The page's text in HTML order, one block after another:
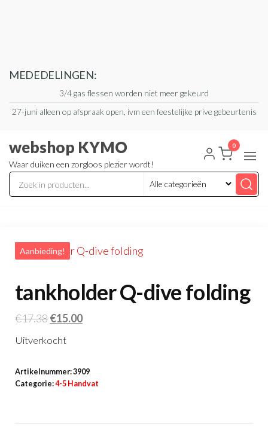
MEDEDELINGEN:
3/4 gas flessen worden niet meer gekeurd
27-juni alleen op afspraak open, ivm een feestelijke prive gebeurtenis
webshop KYMO
Waar duiken een zorgloos plezier wordt!
0
Aanbieding!
tankholder Q-dive folding
€17.38Oorspronkelijke
prijs
€17.38.
€15.00Huidige
€15.00.
Uitverkocht
Artikelnummer:3909
Categorie:4-5 Handvat